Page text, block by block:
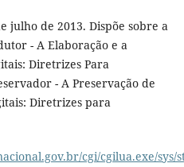
julho de 2013. Dispõe sobre a
- A Elaboração e a
Diretrizes Para
- A Preservação de
Diretrizes para
cgi/cgilua.exe/sys/